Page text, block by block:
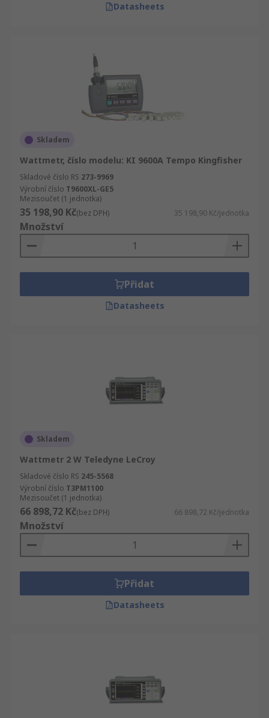
Datasheets
Skladem
Wattmetr, číslo modelu: KI 9600A Tempo Kingfisher
Skladové číslo RS 273-9969
Výrobní číslo T9600XL-GE5
Mezisoučet (1 jednotka)
35 198,90 Kč(bez DPH) 35 198,90 Kč/jednotka
Množství
Přidat
Datasheets
Skladem
Wattmetr 2 W Teledyne LeCroy
Skladové číslo RS 245-5568
Výrobní číslo T3PM1100
Mezisoučet (1 jednotka)
66 898,72 Kč(bez DPH) 66 898,72 Kč/jednotka
Množství
Přidat
Datasheets